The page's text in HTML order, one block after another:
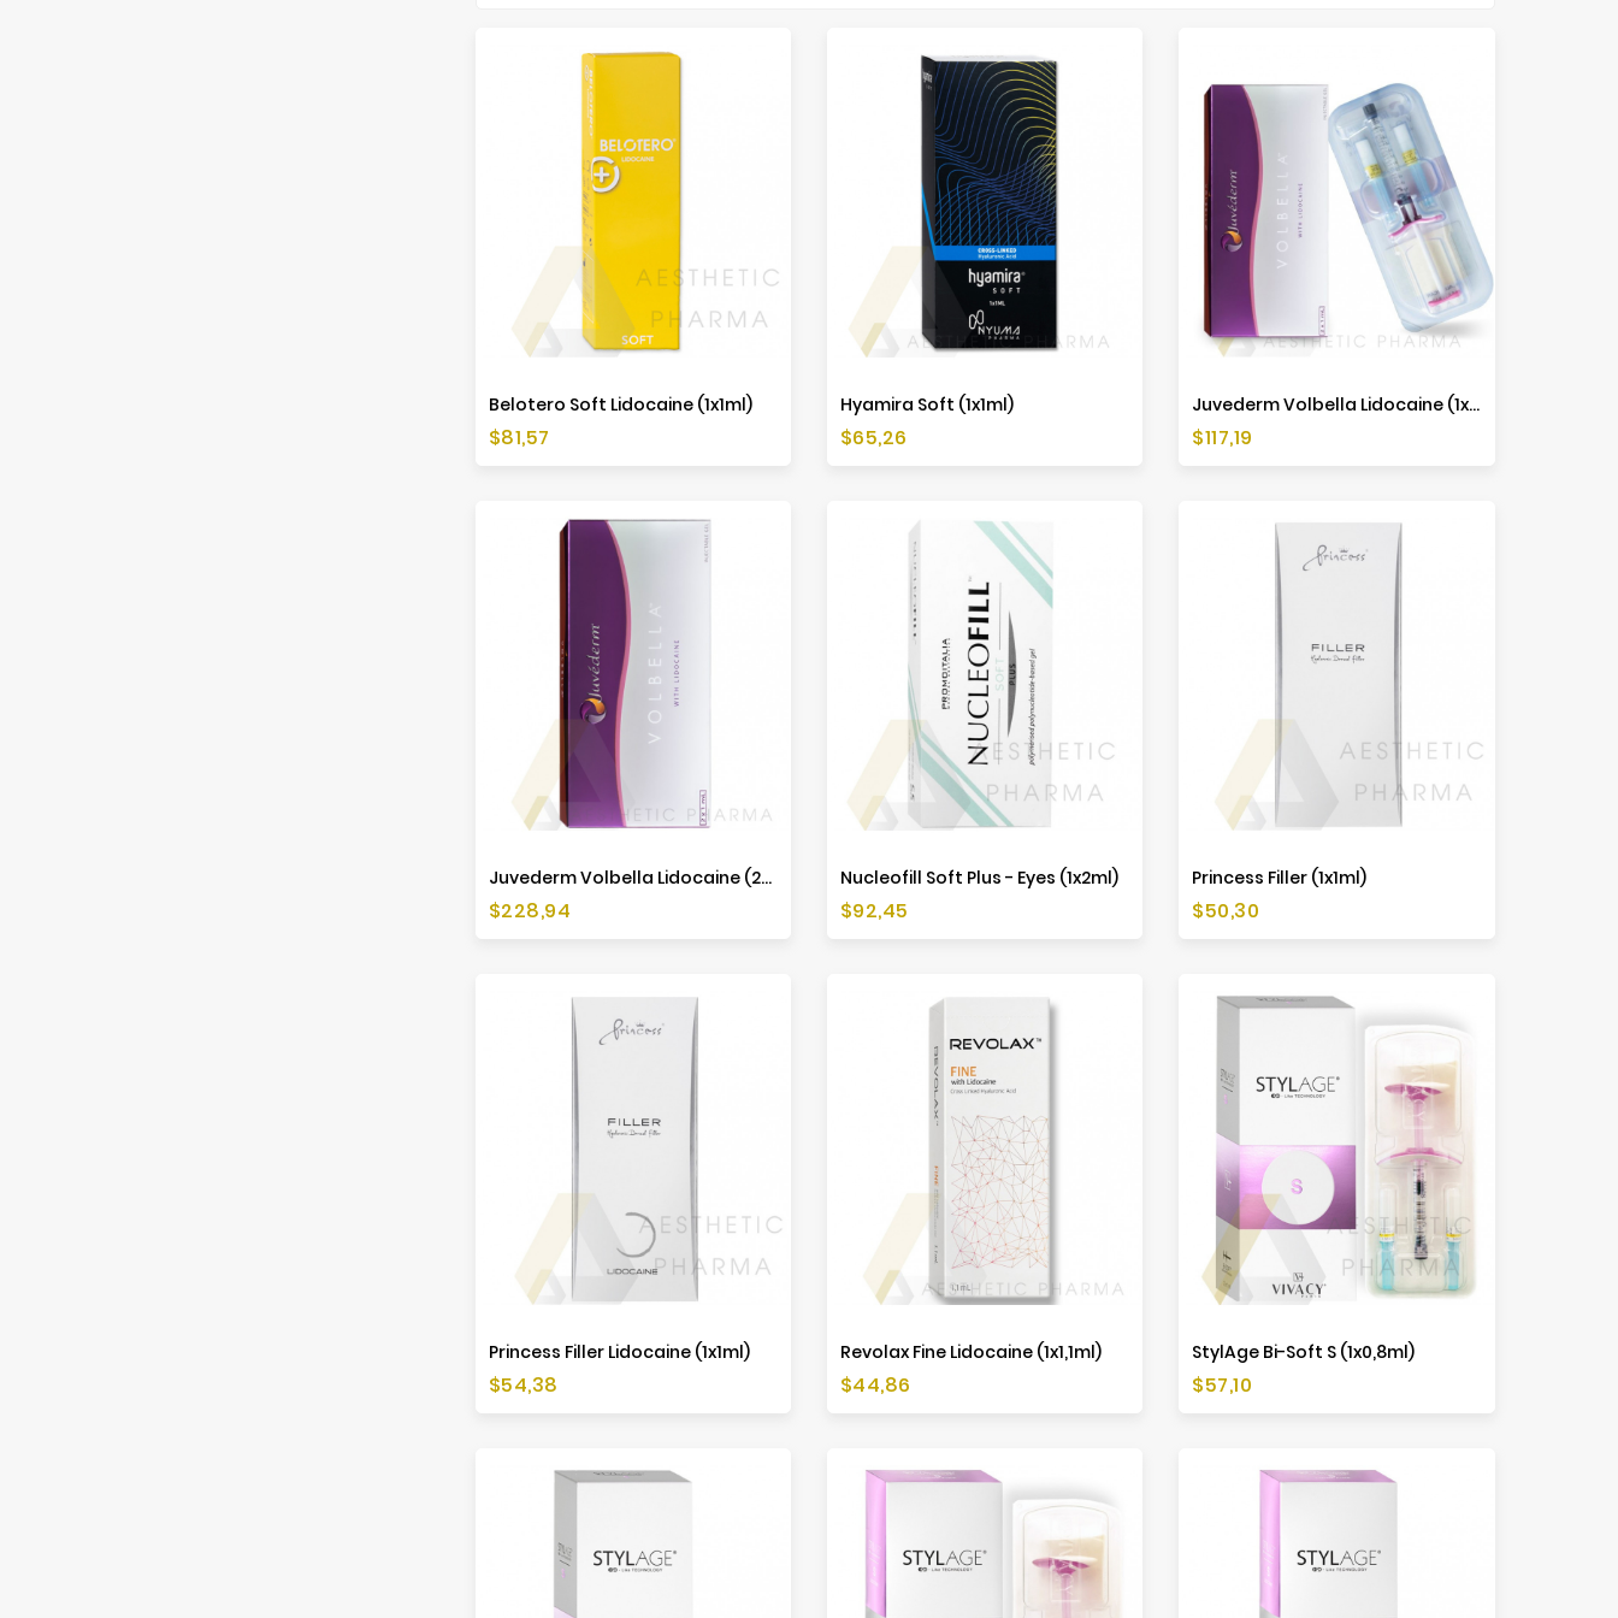
Belotero Soft Lidocaine (1x1ml)
Cena
$81,57
Hyamira Soft (1x1ml)
Cena
$65,26
Juvederm Volbella Lidocaine (1x1ml)
Cena
$117,19
Juvederm Volbella Lidocaine (2x1ml)
Cena
$228,94
Nucleofill Soft Plus - Eyes (1x2ml)
Cena
$92,45
Princess Filler (1x1ml)
Cena
$50,30
Princess Filler Lidocaine (1x1ml)
Cena
$54,38
Revolax Fine Lidocaine (1x1,1ml)
Cena
$44,86
StylAge Bi-Soft S (1x0,8ml)
Cena
$57,10